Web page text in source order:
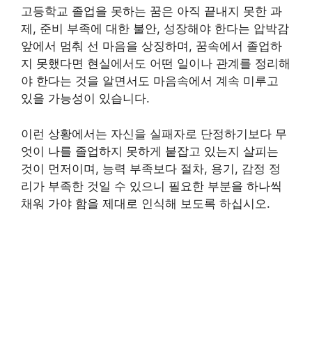
고등학교 졸업을 못하는 꿈은 아직 끝내지 못한 과
제, 준비 부족에 대한 불안, 성장해야 한다는 압박감
앞에서 멈춰 선 마음을 상징하며, 꿈속에서 졸업하
지 못했다면 현실에서도 어떤 일이나 관계를 정리해
야 한다는 것을 알면서도 마음속에서 계속 미루고
있을 가능성이 있습니다.
이런 상황에서는 자신을 실패자로 단정하기보다 무
엇이 나를 졸업하지 못하게 붙잡고 있는지 살피는
것이 먼저이며, 능력 부족보다 절차, 용기, 감정 정
리가 부족한 것일 수 있으니 필요한 부분을 하나씩
채워 가야 함을 제대로 인식해 보도록 하십시오.